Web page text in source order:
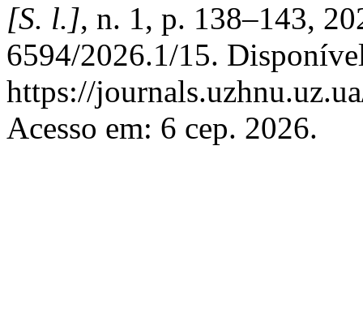
[S. l.], n. 1, p. 138–143,
6594/2026.1/15.
https://
Acesso em: 6 сер. 2026.